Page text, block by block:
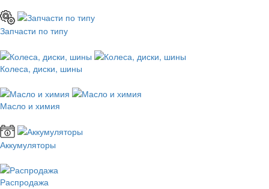
Запчасти по типу
Колеса, диски, шины
Масло и химия
Аккумуляторы
Распродажа